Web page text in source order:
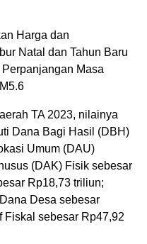
Harga dan
Natal dan Tahun Baru
Masa
TA 2023, nilainya
Dana Bagi Hasil (DBH)
Umum (DAU)
(DAK) Fisik sebesar
Rp18,73 triliun;
Desa sebesar
Fiskal sebesar Rp47,92